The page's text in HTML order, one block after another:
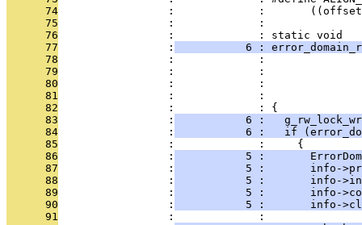
      74
:             :
      75
                 :             :
      76
                 :             : static void
      77
                 :
6 :
      78
:             :
      79
:             :
      80
:             :
      81
:             :
      82
                 :             : {
      83
                 :
6 :
      84
                 :
6 :   if
      85
                 :             :     {
      86
                 :
5 :
      87
                 :
5 :       info-
      88
                 :
5 :       info-
      89
                 :
5 :       info-
      90
                 :
5 :       info-
      91
                 :             :